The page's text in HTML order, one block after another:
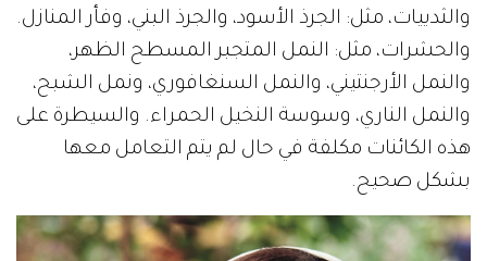
والثدييات، مثل: الجرذ الأسود، والجرذ البني، وفأر المنازل.
والحشرات، مثل: النمل المتجبر المسطح الظهر،
والنمل الأرجنتيني، والنمل السنغافوري، ونمل الشبح،
والنمل الناري، وسوسة النخيل الحمراء. والسيطرة على
هذه الكائنات مكلفة في حال لم يتم التعامل معها
بشكل صحيح.